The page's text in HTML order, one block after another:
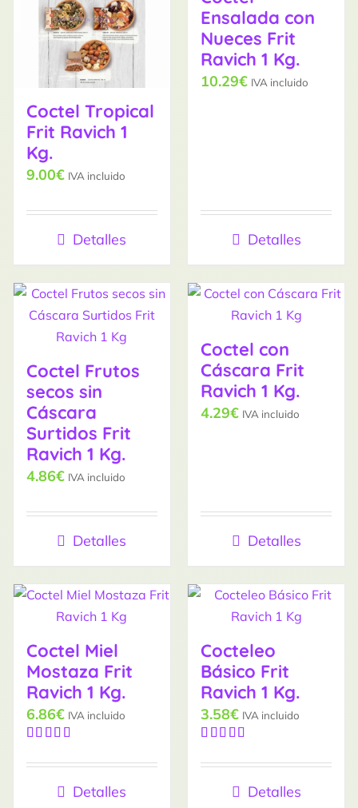
Coctel Tropical
Frit Ravich 1
Kg.
9.00€ IVA incluido
Detalles
Ensalada con
Nueces Frit
Ravich 1 Kg.
10.29€ IVA incluido
Detalles
Coctel Frutos
secos sin
Cáscara
Surtidos Frit
Ravich 1 Kg.
4.86€ IVA incluido
Detalles
Coctel con
Cáscara Frit
Ravich 1 Kg.
4.29€ IVA incluido
Detalles
Coctel Miel
Mostaza Frit
Ravich 1 Kg.
con5.00de
6.86€ IVA incluido
Detalles
Cocteleo
Básico Frit
Ravich 1 Kg.
con5.00de
3.58€ IVA incluido
Detalles